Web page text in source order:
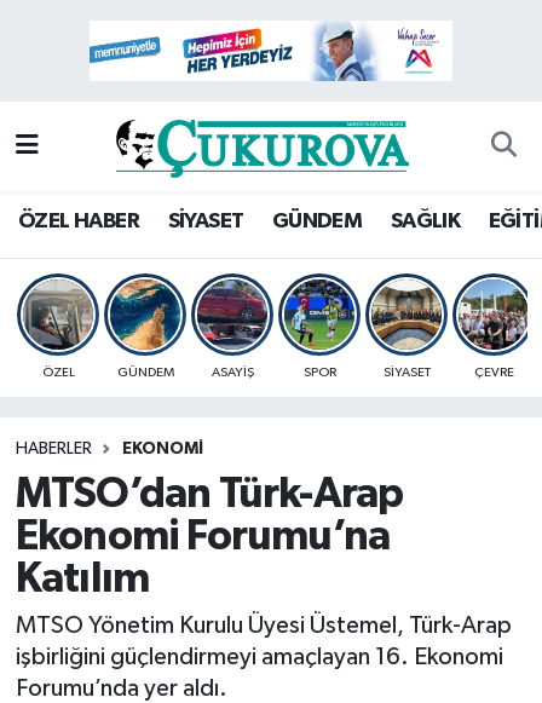
ÖZEL HABER SİYASET GÜNDEM SAĞLIK
ÖZEL GÜNDEM ASAYİŞ SPOR SİYASET ÇEVRE
HABERLER EKONOMİ
MTSO’dan Türk-Arap
Ekonomi Forumu’na
Katılım
MTSO Yönetim Kurulu Üyesi Üstemel, Türk-Arap
işbirliğini güçlendirmeyi amaçlayan 16. Ekonomi
Forumu’nda yer aldı.
Mersin Hava Durumu
Mersin Namaz Vakitleri
Mersin Trafik Yoğunluk Haritası
Süper Lig Puan Durumu ve Fikstür
Haber Arşivi